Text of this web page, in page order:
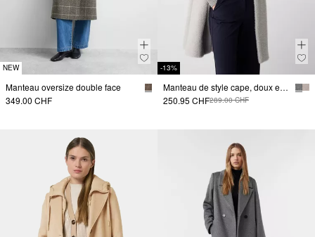
NEW
Manteau oversize double face
349.00 CHF
-13%
Manteau de style cape, doux et à poils longs
250.95 CHF289.00 CHF